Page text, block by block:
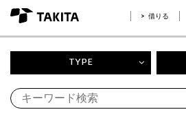
借りる
TYPE